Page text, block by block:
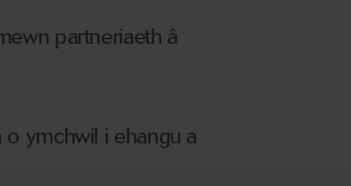
partneriaeth â
ymchwil i ehangu a